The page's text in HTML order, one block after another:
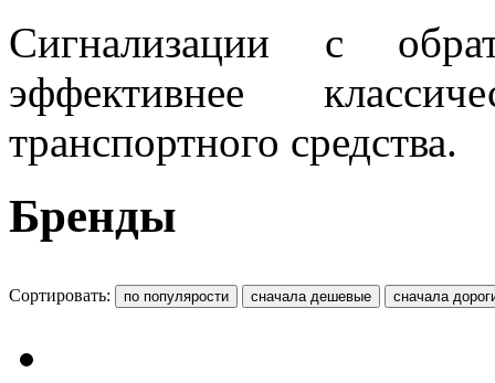
Сигнализации с
эффективнее
транспортного средства.
Бренды
Сортировать: